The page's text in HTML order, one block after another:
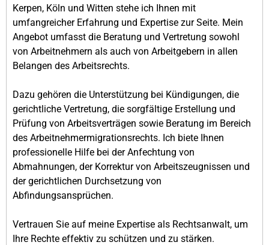
Kerpen, Köln und Witten stehe ich Ihnen mit
umfangreicher Erfahrung und Expertise zur Seite. Mein
Angebot umfasst die Beratung und Vertretung sowohl
von Arbeitnehmern als auch von Arbeitgebern in allen
Belangen des Arbeitsrechts.
Dazu gehören die Unterstützung bei Kündigungen, die
gerichtliche Vertretung, die sorgfältige Erstellung und
Prüfung von Arbeitsverträgen sowie Beratung im Bereich
des Arbeitnehmermigrationsrechts. Ich biete Ihnen
professionelle Hilfe bei der Anfechtung von
Abmahnungen, der Korrektur von Arbeitszeugnissen und
der gerichtlichen Durchsetzung von
Abfindungsansprüchen.
Vertrauen Sie auf meine Expertise als Rechtsanwalt, um
Ihre Rechte effektiv zu schützen und zu stärken.